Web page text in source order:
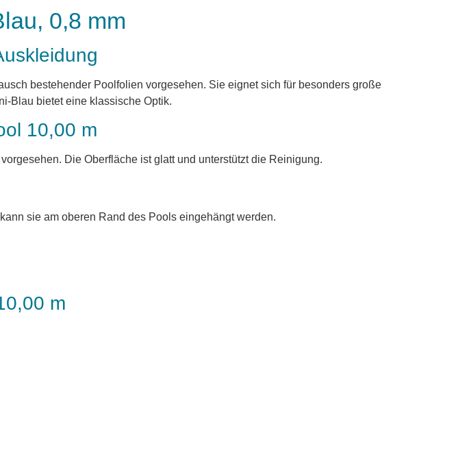
0,8 mm
bestehender Poolfolien vorgesehen. Sie eignet sich für besonders große
Blau bietet eine klassische Optik.
10,00 m
Die Oberfläche ist glatt und unterstützt die Reinigung.
sie am oberen Rand des Pools eingehängt werden.
m